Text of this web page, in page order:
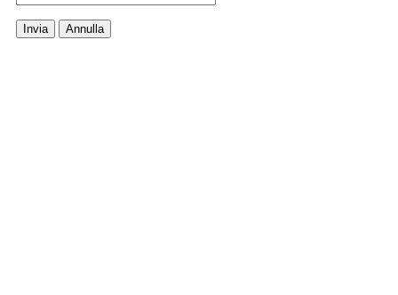
Invia Annulla